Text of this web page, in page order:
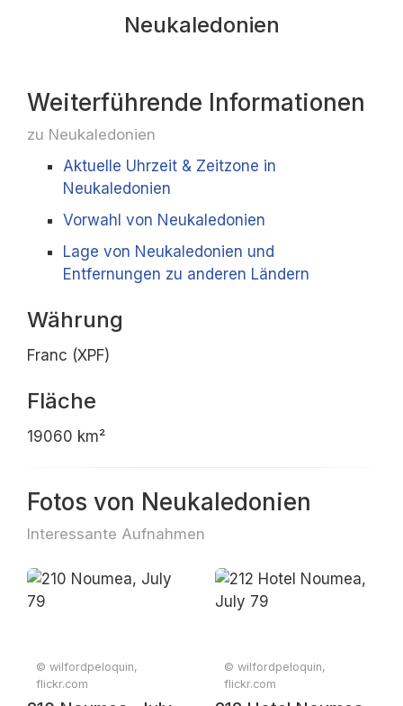
Neukaledonien
Weiterführende Informationen
zu Neukaledonien
Aktuelle Uhrzeit & Zeitzone in
Neukaledonien
Vorwahl von Neukaledonien
Lage von Neukaledonien und
Entfernungen zu anderen Ländern
Währung
Franc (XPF)
Fläche
19060 km²
Fotos von Neukaledonien
Interessante Aufnahmen
© wilfordpeloquin,
flickr.com
© wilfordpeloquin,
flickr.com